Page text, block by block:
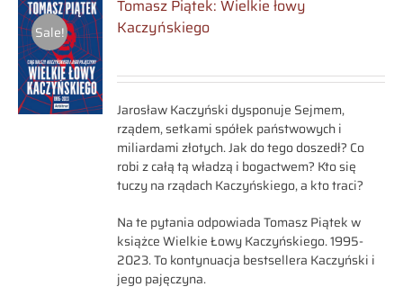
Sale!
Tomasz Piątek: Wielkie łowy
Kaczyńskiego
Jarosław Kaczyński dysponuje Sejmem,
rządem, setkami spółek państwowych i
miliardami złotych. Jak do tego doszedł? Co
robi z całą tą władzą i bogactwem? Kto się
tuczy na rządach Kaczyńskiego, a kto traci?
Na te pytania odpowiada Tomasz Piątek w
książce Wielkie Łowy Kaczyńskiego. 1995-
2023. To kontynuacja bestsellera Kaczyński i
jego pajęczyna.